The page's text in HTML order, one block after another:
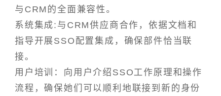
与CRM的全面兼容性。
系统集成:与CRM供应商合作，依据文档和
指导开展SSO配置集成，确保部件恰当联
接。
用户培训：向用户介绍SSO工作原理和操作
流程，确保她们可以顺利地联接到新的身份